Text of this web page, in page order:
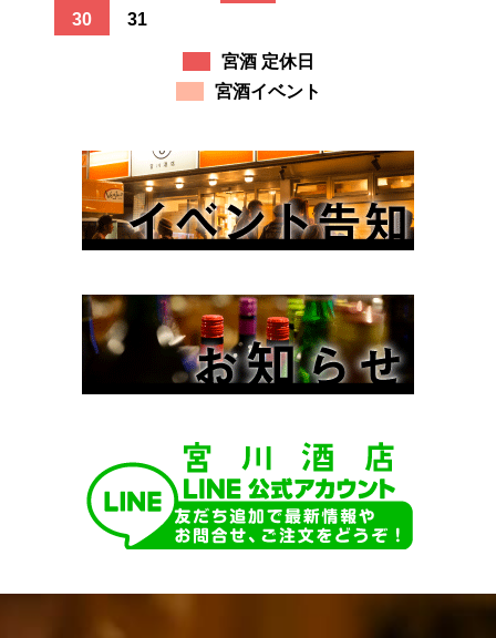
30
31
宮酒 定休日
宮酒イベント